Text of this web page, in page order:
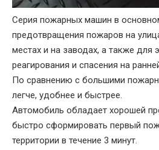
Серия пожарных машин в
предотвращения пожаров на
местах и ​​на заводах, а также для
реагирования и спасения на
По сравнению с большими
легче, удобнее и быстрее.
Автомобиль обладает хорошей
быстро сформировать первый
территории в течение 3 минут.